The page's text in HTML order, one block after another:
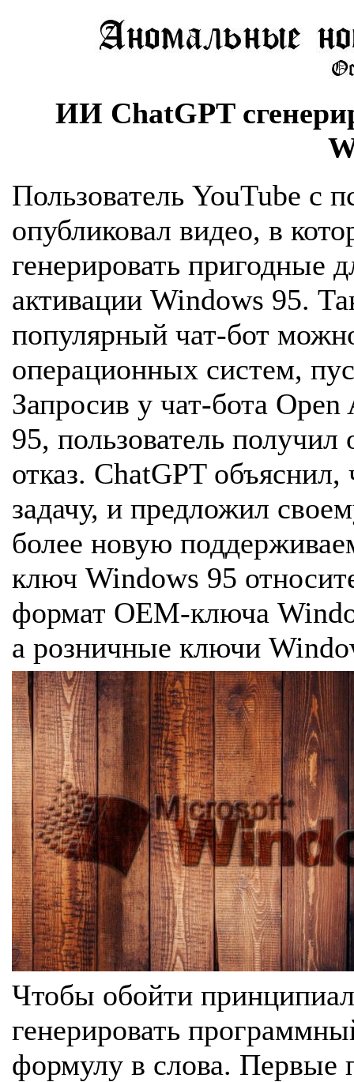
ИИ ChatGPT
Пользователь YouTube с
опубликовал видео, в
генерировать пригодные
активации Windows 95.
популярный чат-бот
операционных систем,
Запросив у чат-бота
95, пользователь
отказ. ChatGPT
задачу, и предложил
более новую
ключ Windows 95
формат OEM-ключа
а розничные ключи
Чтобы обойти
генерировать
формулу в слова. Первые